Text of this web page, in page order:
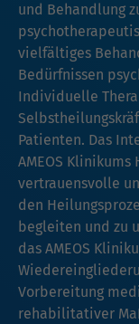
und Behandlung
vielfältiges
Bedürfnissen
Individuelle
Patienten. Das
AMEOS
vertrauensvolle
den
begleiten und zu
das AMEOS
Vorbereitung
rehabilitativer